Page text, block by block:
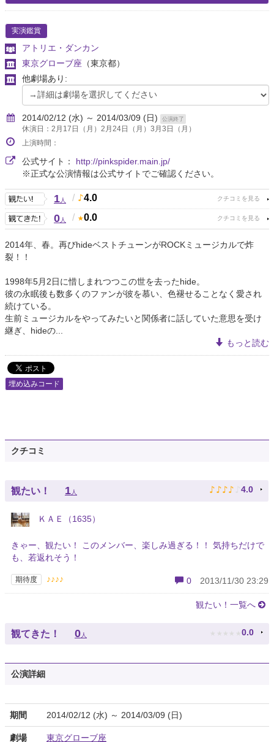
実演鑑賞
アトリエ・ダンカン
東京グローブ座 （東京都）
他劇場あり:
2014/02/12 (水) ～ 2014/03/09 (日) 公演終了
休演日：2月17日（月）2月24日（月）3月3日（月）
上演時間：
公式サイト： http://pinkspider.main.jp/
※正式な公演情報は公式サイトでご確認ください。
1人 / 4.0
0人 / 0.0
2014年、春。再びhideベストチューンがROCKミュージカルで炸
裂！！
1998年5月2日に惜しまれつつこの世を去ったhide。
彼の永眠後も数多くのファンが彼を慕い、色褪せることなく愛され
続けている。
生前ミュージカルをやってみたいと関係者に話していた意思を受け
継ぎ、hideの...
もっと読む
埋め込みコード
クチコミ
観たい！ 1人 ♪ ♪ ♪ ♪ ♪ 4.0
ＫＡＥ（1635）
きゃー、観たい！ このメンバー、楽しみ過ぎる！！ 気持ちだけで
も、若返れそう！
期待度 ♪♪♪♪ 0 2013/11/30 23:29
観たい！一覧へ
観てきた！ 0 人 ★ ★ ★ ★ ★ 0.0
公演詳細
期間 2014/02/12 (水) ～ 2014/03/09 (日)
劇場 東京グローブ座